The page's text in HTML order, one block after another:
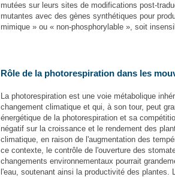
mutées sur leurs sites de modifications post-
mutantes avec des gènes synthétiques pour
mimique » ou « non-phosphorylable », soit
Rôle de la photorespiration dans les
La photorespiration est une voie métabolique
changement climatique et qui, à son tour, peut
énergétique de la photorespiration et sa
négatif sur la croissance et le rendement des
climatique, en raison de l'augmentation des
ce contexte, le contrôle de l'ouverture des
changements environnementaux pourrait
l'eau, soutenant ainsi la productivité des